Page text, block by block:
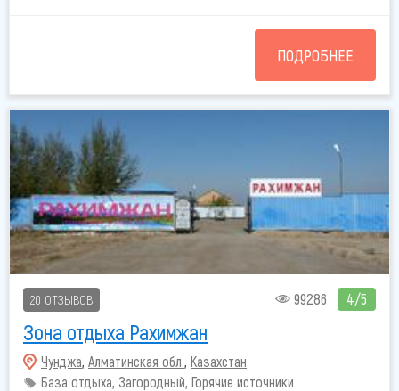
ПОДРОБНЕЕ
20 ОТЗЫВОВ 99286 4/5
Зона отдыха Рахимжан
Чунджа Алматинская обл. Казахстан
База отдыха, Загородный, Горячие источники